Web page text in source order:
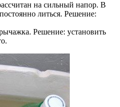
на сильный напор. В
литься. Решение:
Решение: установить